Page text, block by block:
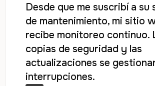
Desde que me suscribí a su
de mantenimiento, mi sitio
recibe monitoreo continuo.
copias de seguridad y las
actualizaciones se
interrupciones.